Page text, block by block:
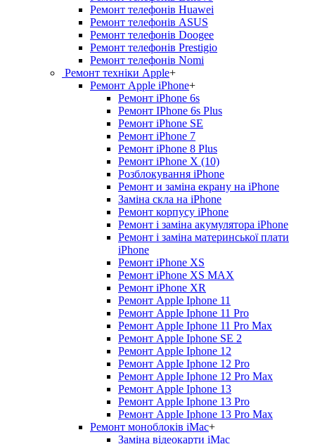
Ремонт телефонів Huawei
Ремонт телефонів ASUS
Ремонт телефонів Doogee
Ремонт телефонів Prestigio
Ремонт телефонів Nomi
Ремонт техніки Apple+
Ремонт Apple iPhone+
Ремонт iPhone 6s
Ремонт IPhone 6s Plus
Ремонт iPhone SE
Ремонт iPhone 7
Ремонт iPhone 8 Plus
Ремонт iPhone X (10)
Розблокування iPhone
Ремонт и заміна екрану на iPhone
Заміна скла на iPhone
Ремонт корпусу iPhone
Ремонт і заміна акумулятора iPhone
Ремонт і заміна материнської плати
iPhone
Ремонт iPhone XS
Ремонт iPhone XS MAX
Ремонт iPhone XR
Ремонт Apple Iphone 11
Ремонт Apple Iphone 11 Pro
Ремонт Apple Iphone 11 Pro Max
Ремонт Apple Iphone SE 2
Ремонт Apple Iphone 12
Ремонт Apple Iphone 12 Pro
Ремонт Apple Iphone 12 Pro Max
Ремонт Apple Iphone 13
Ремонт Apple Iphone 13 Pro
Ремонт Apple Iphone 13 Pro Max
Ремонт моноблоків iMac+
Заміна відеокарти iMac